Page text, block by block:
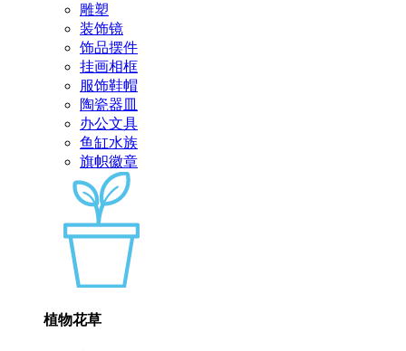
雕塑
装饰镜
饰品摆件
挂画相框
服饰鞋帽
陶瓷器皿
办公文具
鱼缸水族
旗帜徽章
植物花草